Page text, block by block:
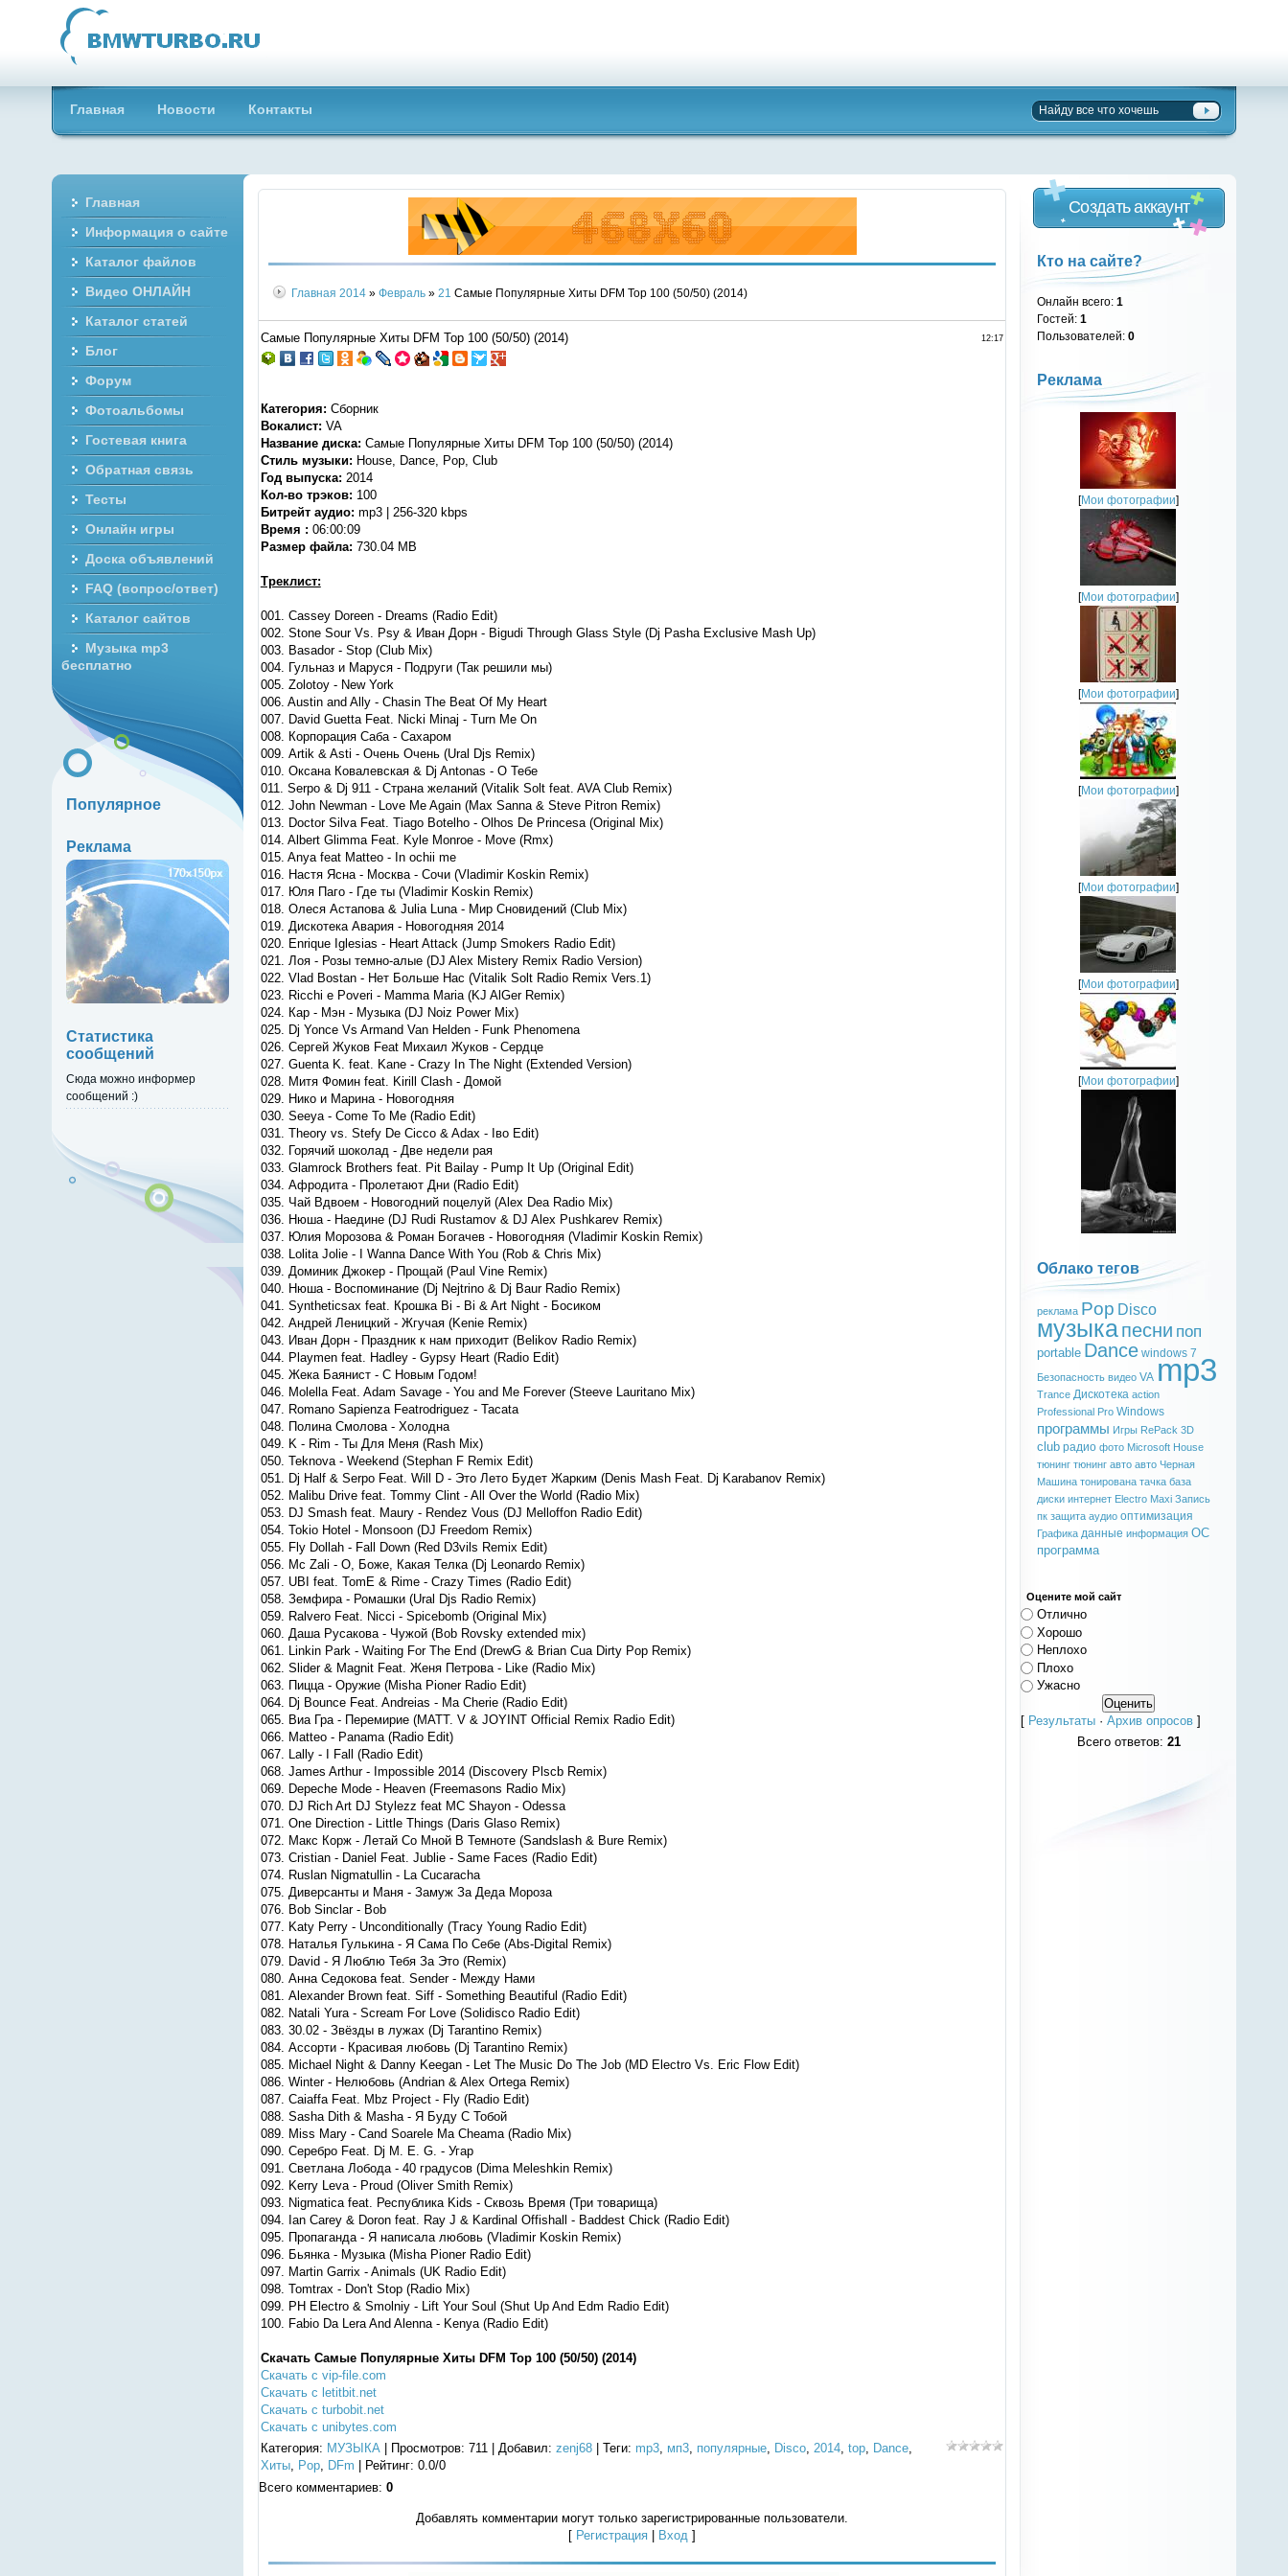
Главная Новости Контакты
Главная 2014 » Февраль » 21 Самые Популярные Хиты DFM Top 100 (50/50) (2014)
12:17
Самые Популярные Хиты DFM Top 100 (50/50) (2014)
Категория: Сборник
Вокалист: VA
Название диска: Самые Популярные Хиты DFM Top 100 (50/50) (2014)
Стиль музыки: House, Dance, Pop, Club
Год выпуска: 2014
Кол-во трэков: 100
Битрейт аудио: mp3 | 256-320 kbps
Время : 06:00:09
Размер файла: 730.04 MB
Треклист:
001. Cassey Doreen - Dreams (Radio Edit)
002. Stone Sour Vs. Psy & Иван Дорн - Bigudi Through Glass Style (Dj Pasha Exclusive Mash Up)
003. Basador - Stop (Club Mix)
004. Гульназ и Маруся - Подруги (Так решили мы)
005. Zolotoy - New York
006. Austin and Ally - Chasin The Beat Of My Heart
007. David Guetta Feat. Nicki Minaj - Turn Me On
008. Корпорация Саба - Сахаром
009. Artik & Asti - Очень Очень (Ural Djs Remix)
010. Оксана Ковалевская & Dj Antonas - О Тебе
011. Serpo & Dj 911 - Страна желаний (Vitalik Solt feat. AVA Club Remix)
012. John Newman - Love Me Again (Max Sanna & Steve Pitron Remix)
013. Doctor Silva Feat. Tiago Botelho - Olhos De Princesa (Original Mix)
014. Albert Glimma Feat. Kyle Monroe - Move (Rmx)
015. Anya feat Matteo - In ochii me
016. Настя Ясна - Москва - Сочи (Vladimir Koskin Remix)
017. Юля Паго - Где ты (Vladimir Koskin Remix)
018. Олеся Астапова & Julia Luna - Мир Сновидений (Club Mix)
019. Дискотека Авария - Новогодняя 2014
020. Enrique Iglesias - Heart Attack (Jump Smokers Radio Edit)
021. Лоя - Розы темно-алые (DJ Alex Mistery Remix Radio Version)
022. Vlad Bostan - Нет Больше Нас (Vitalik Solt Radio Remix Vers.1)
023. Ricchi e Poveri - Mamma Maria (KJ AlGer Remix)
024. Кар - Мэн - Музыка (DJ Noiz Power Mix)
025. Dj Yonce Vs Armand Van Helden - Funk Phenomena
026. Сергей Жуков Feat Михаил Жуков - Сердце
027. Guenta K. feat. Kane - Crazy In The Night (Extended Version)
028. Митя Фомин feat. Kirill Clash - Домой
029. Нико и Марина - Новогодняя
030. Seeya - Come To Me (Radio Edit)
031. Theory vs. Stefy De Cicco & Adax - Iвo Edit)
032. Горячий шоколад - Две недели рая
033. Glamrock Brothers feat. Pit Bailay - Pump It Up (Original Edit)
034. Афродита - Пролетают Дни (Radio Edit)
035. Чай Вдвоем - Новогодний поцелуй (Alex Dea Radio Mix)
036. Нюша - Наедине (DJ Rudi Rustamov & DJ Alex Pushkarev Remix)
037. Юлия Морозова & Роман Богачев - Новогодняя (Vladimir Koskin Remix)
038. Lolita Jolie - I Wanna Dance With You (Rob & Chris Mix)
039. Доминик Джокер - Прощай (Paul Vine Remix)
040. Нюша - Воспоминание (Dj Nejtrino & Dj Baur Radio Remix)
041. Syntheticsax feat. Крошка Bi - Bi & Art Night - Босиком
042. Андрей Леницкий - Жгучая (Kenie Remix)
043. Иван Дорн - Праздник к нам приходит (Belikov Radio Remix)
044. Playmen feat. Hadley - Gypsy Heart (Radio Edit)
045. Жека Баянист - С Новым Годом!
046. Molella Feat. Adam Savage - You and Me Forever (Steeve Lauritano Mix)
047. Romano Sapienza Featrodriguez - Tacata
048. Полина Смолова - Холодна
049. K - Rim - Ты Для Меня (Rash Mix)
050. Teknova - Weekend (Stephan F Remix Edit)
051. Dj Half & Serpo Feat. Will D - Это Лето Будет Жарким (Denis Mash Feat. Dj Karabanov Remix)
052. Malibu Drive feat. Tommy Clint - All Over the World (Radio Mix)
053. DJ Smash feat. Maury - Rendez Vous (DJ Melloffon Radio Edit)
054. Tokio Hotel - Monsoon (DJ Freedom Remix)
055. Fly Dollah - Fall Down (Red D3vils Remix Edit)
056. Mc Zali - О, Боже, Какая Телка (Dj Leonardo Remix)
057. UBI feat. TomE & Rime - Crazy Times (Radio Edit)
058. Земфира - Ромашки (Ural Djs Radio Remix)
059. Ralvero Feat. Nicci - Spicebomb (Original Mix)
060. Даша Русакова - Чужой (Bob Rovsky extended mix)
061. Linkin Park - Waiting For The End (DrewG & Brian Cua Dirty Pop Remix)
062. Slider & Magnit Feat. Женя Петрова - Like (Radio Mix)
063. Пицца - Оружие (Misha Pioner Radio Edit)
064. Dj Bounce Feat. Andreias - Ma Cherie (Radio Edit)
065. Виа Гра - Перемирие (MATT. V & JOYINT Official Remix Radio Edit)
066. Matteo - Panama (Radio Edit)
067. Lally - I Fall (Radio Edit)
068. James Arthur - Impossible 2014 (Discovery Plscb Remix)
069. Depeche Mode - Heaven (Freemasons Radio Mix)
070. DJ Rich Art DJ Stylezz feat MC Shayon - Odessa
071. One Direction - Little Things (Daris Glaso Remix)
072. Макс Корж - Летай Со Мной В Темноте (Sandslash & Bure Remix)
073. Cristian - Daniel Feat. Jublie - Same Faces (Radio Edit)
074. Ruslan Nigmatullin - La Cucaracha
075. Диверсанты и Маня - Замуж За Деда Мороза
076. Bob Sinclar - Bob
077. Katy Perry - Unconditionally (Tracy Young Radio Edit)
078. Наталья Гулькина - Я Сама По Себе (Abs-Digital Remix)
079. David - Я Люблю Тебя За Это (Remix)
080. Анна Седокова feat. Sender - Между Нами
081. Alexander Brown feat. Siff - Something Beautiful (Radio Edit)
082. Natali Yura - Scream For Love (Solidisco Radio Edit)
083. 30.02 - Звёзды в лужах (Dj Tarantino Remix)
084. Ассорти - Красивая любовь (Dj Tarantino Remix)
085. Michael Night & Danny Keegan - Let The Music Do The Job (MD Electro Vs. Eric Flow Edit)
086. Winter - Нелюбовь (Andrian & Alex Ortega Remix)
087. Caiaffa Feat. Mbz Project - Fly (Radio Edit)
088. Sasha Dith & Masha - Я Буду С Тобой
089. Miss Mary - Cand Soarele Ma Cheama (Radio Mix)
090. Серебро Feat. Dj M. E. G. - Угар
091. Светлана Лобода - 40 градусов (Dima Meleshkin Remix)
092. Kerry Leva - Proud (Oliver Smith Remix)
093. Nigmatica feat. Республика Kids - Сквозь Время (Три товарища)
094. Ian Carey & Doron feat. Ray J & Kardinal Offishall - Baddest Chick (Radio Edit)
095. Пропаганда - Я написала любовь (Vladimir Koskin Remix)
096. Бьянка - Музыка (Misha Pioner Radio Edit)
097. Martin Garrix - Animals (UK Radio Edit)
098. Tomtrax - Don't Stop (Radio Mix)
099. PH Electro & Smolniy - Lift Your Soul (Shut Up And Edm Radio Edit)
100. Fabio Da Lera And Alenna - Kenya (Radio Edit)
Скачать Самые Популярные Хиты DFM Top 100 (50/50) (2014)
Скачать с vip-file.com
Скачать с letitbit.net
Скачать с turbobit.net
Скачать с unibytes.com
Категория: МУЗЫКА| Просмотров: 711 | Добавил: zenj68| Теги: mp3, мп3, популярные, Disco, 2014, top, Dance,
Хиты, Pop, DFm Рейтинг: 0.0/0
Всего комментариев: 0
Добавлять комментарии могут только зарегистрированные пользователи.
[ Регистрация Вход ]
Создать аккаунт
Кто на сайте?
Онлайн всего:1
Гостей:1
Пользователей:0
Реклама
[Мои фотографии]
[Мои фотографии]
[Мои фотографии]
[Мои фотографии]
[Мои фотографии]
[Мои фотографии]
[Мои фотографии]
Облако тегов
реклама Pop Disco
музыкапесни поп
portable Dance windows 7
Безопасность видео VA mp3
Trance Дискотека action
Professional Pro Windows
программы Игры RePack 3D
club радио фото Microsoft House
тюнинг тюнинг авто авто Черная
Машина тонирована тачка база
диски интернет Electro Maxi Запись
пк защита аудио оптимизация
Графика данные информация ОС
программа
Оцените мой сайт
Отлично
Хорошо
Неплохо
Плохо
Ужасно
[ Результаты ·Архив опросов ]
Всего ответов: 21
Главная
Информация о сайте
Каталог файлов
Видео ОНЛАЙН
Каталог статей
Блог
Форум
Фотоальбомы
Гостевая книга
Обратная связь
Тесты
Онлайн игры
Доска объявлений
FAQ (вопрос/ответ)
Каталог сайтов
Музыка mp3
бесплатно
Популярное
Реклама
Статистика
сообщений
Сюда можно информер
сообщений :)